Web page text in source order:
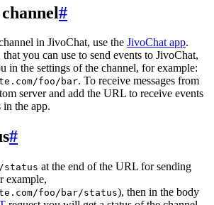
#
in JivoChat, use the JivoChat app.
that you can use to send events to JivoChat,
in the settings of the channel, for example:
foo/bar. To receive messages from
server and add the URL to receive events
in the app.
#
/status at the end of the URL for sending
example,
foo/bar/status), then in the body